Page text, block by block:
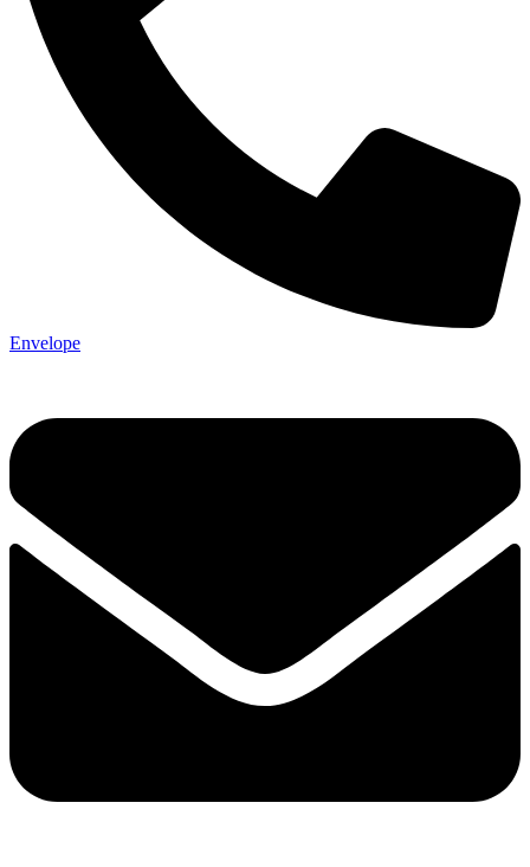
Envelope